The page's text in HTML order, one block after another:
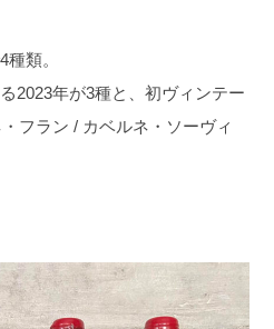
類。
2023年が3種と、初ヴィンテー
フラン / カベルネ・ソーヴィ